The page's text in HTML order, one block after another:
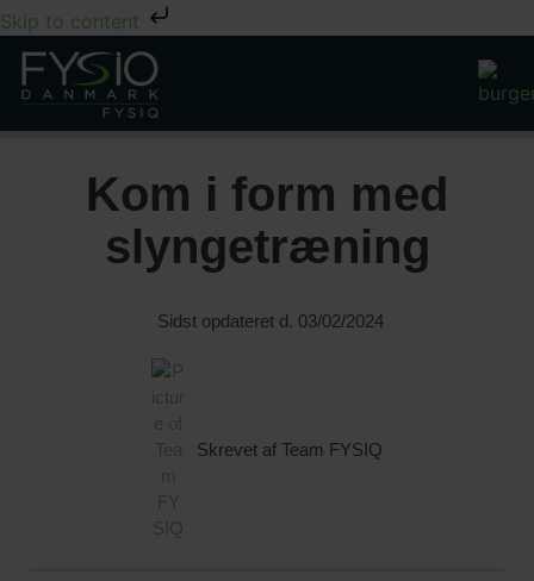
Skip to content
Kom i form med
slyngetræning
Sidst opdateret d. 03/02/2024
Skrevet af Team FYSIQ